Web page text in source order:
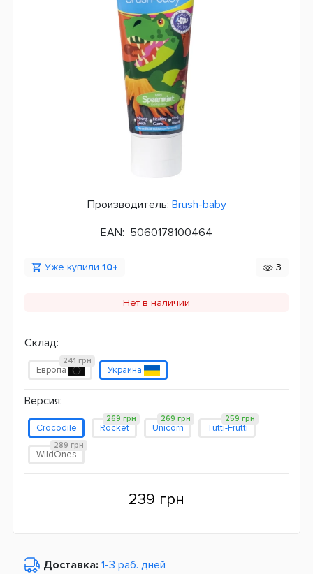
Производитель: Brush-baby
EAN: 5060178100464
Уже купили 10+ 3
Нет в наличии
Склад:
Европа
241 грн
Украина
Версия:
Crocodile Rocket
269 грн
Unicorn
269 грн
Tutti-Frutti
259 грн
WildOnes
289 грн
239 грн
Доставка: 1-3 раб. дней